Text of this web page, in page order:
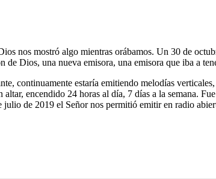
nos mostró algo mientras orábamos. Un 30 de
de Dios, una nueva emisora, una emisora que iba a
continuamente estaría emitiendo melodías
altar, encendido 24 horas al día, 7 días a la semana.
de 2019 el Señor nos permitió emitir en radio